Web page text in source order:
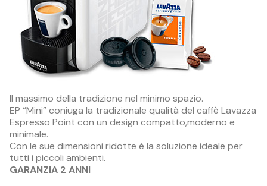
Il massimo della tradizione nel minimo spazio.
EP “Mini”coniuga la tradizionale qualità del caffè Lavazza
Espresso Point con un design compatto,moderno e
minimale.
Con le sue dimensioni ridotte è la soluzione ideale per
tutti i piccoli ambienti.
GARANZIA 2 ANNI